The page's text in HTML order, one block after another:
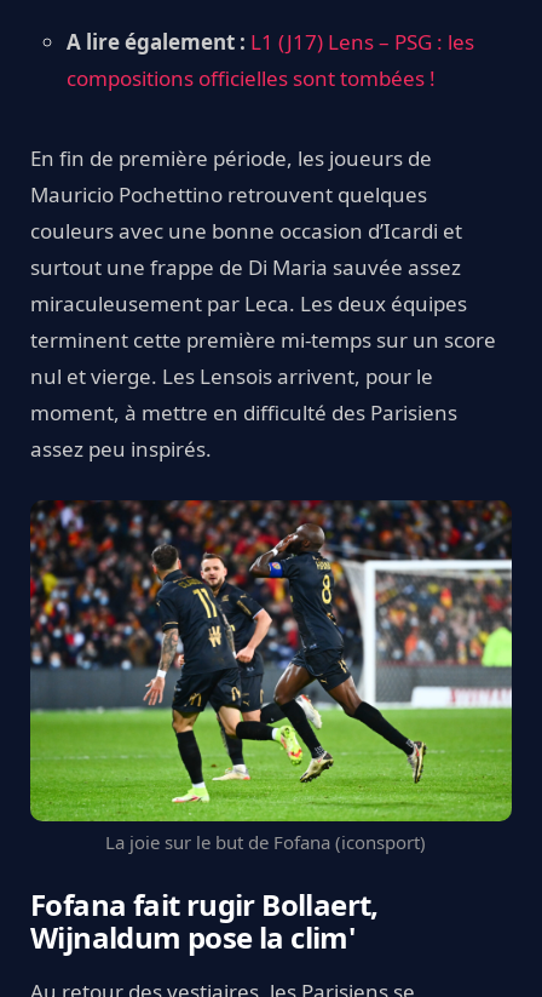
A lire également : L1 (J17) Lens – PSG : les
compositions officielles sont tombées !
En fin de première période, les joueurs de
Mauricio Pochettino retrouvent quelques
couleurs avec une bonne occasion d’Icardi et
surtout une frappe de Di Maria sauvée assez
miraculeusement par Leca. Les deux équipes
terminent cette première mi-temps sur un score
nul et vierge. Les Lensois arrivent, pour le
moment, à mettre en difficulté des Parisiens
assez peu inspirés.
La joie sur le but de Fofana (iconsport)
Fofana fait rugir Bollaert,
Wijnaldum pose la clim'
Au retour des vestiaires, les Parisiens se